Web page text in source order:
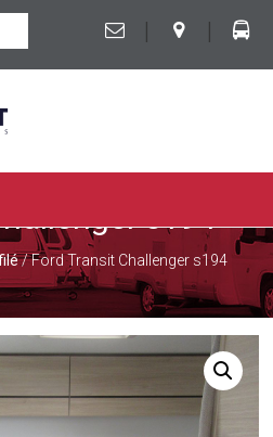
|
|
s194
/ Ford Transit Challenger s194